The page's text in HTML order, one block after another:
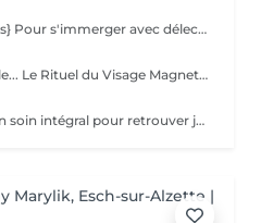
{Senteur Fleur de Tiaré des îles} Pour s'immerger avec délectation dans un lagon d'hydratation intense... Un voyage enchanteur au cur des plus belles îles polynésiennes pour révéler votre beauté originelle. Alliance parfaite de sensorialité et d'efficacité, ce soin associe des textures gorgées d'actifs aux couleurs chatoyantes à des actifs haute performance pour inonder la peau de bien-être et lui procurer une sensation d'hydratation absolue. [Peau déshydratée.]
Quand la modernité rend belle... Le Rituel du Visage Magnetic Express est un gommage-massage du visage innovant grâce à ses particules aimantées. Il est idéal pour nettoyer et protéger rapidement votre peau des agressions extérieures. Votre peau retrouve éclat et nouvelle jeunesse. [Tout type de peaux.]
{Senteur Ambre Impériale} Un soin intégral pour retrouver jeunesse et vitalité... Inspiré par la beauté à la Française, ce soin pour peau mature allie luxe et volupté. Un soin intense et profond qui réveille votre splendeur. Des textures exquises et élégantes, une fragrance singulière empreinte de grâce, des couleurs délicates et féériques et des actifs d'exception à l'instar du Caviar pour ravir l'épiderme. [Peau mature.]